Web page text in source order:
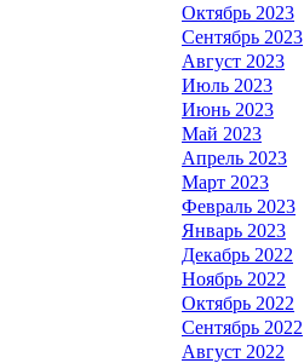
Октябрь 2023
Сентябрь 2023
Август 2023
Июль 2023
Июнь 2023
Май 2023
Апрель 2023
Март 2023
Февраль 2023
Январь 2023
Декабрь 2022
Ноябрь 2022
Октябрь 2022
Сентябрь 2022
Август 2022